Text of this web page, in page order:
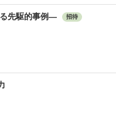
先駆的事例— 招待